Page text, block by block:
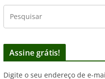
Assine grátis!
Digite o seu endereço de e-